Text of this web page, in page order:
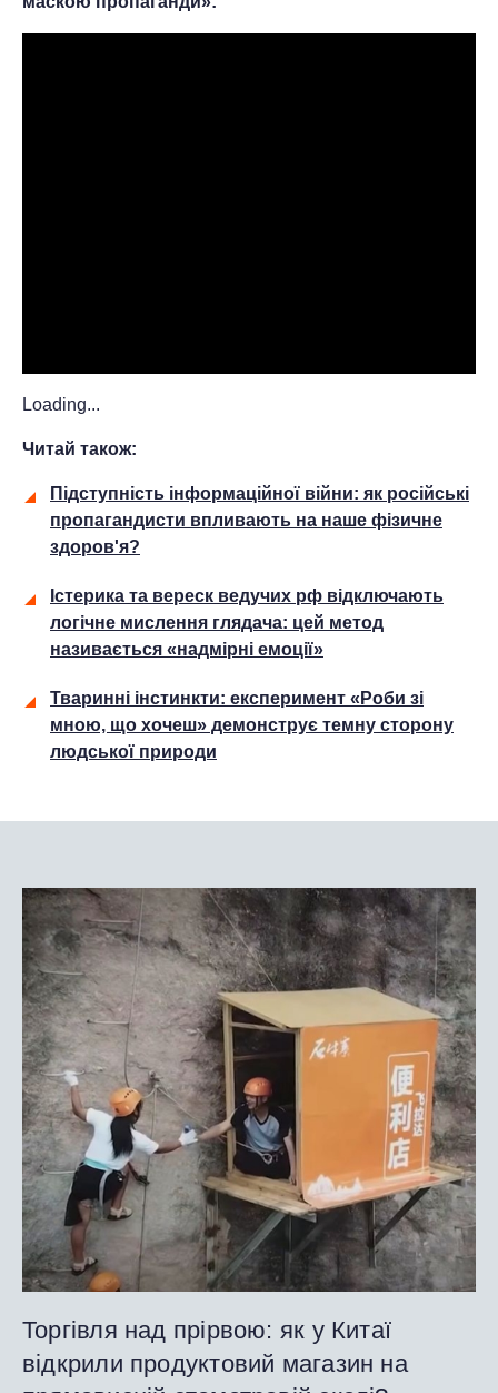
Loading...
Читай також:
Підступність інформаційної війни: як російські
пропагандисти впливають на наше фізичне
здоров'я?
Істерика та вереск ведучих рф відключають
логічне мислення глядача: цей метод
називається «надмірні емоції»
Тваринні інстинкти: експеримент «Роби зі
мною, що хочеш» демонструє темну сторону
людської природи
Торгівля над прірвою: як у Китаї
відкрили продуктовий магазин на